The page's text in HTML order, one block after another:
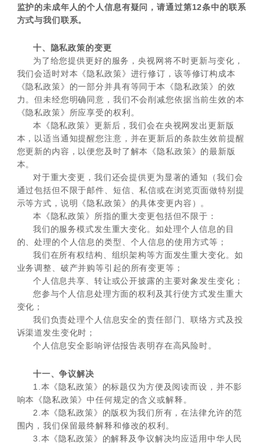
监护的未成年人的个人信息有疑问，请通过第12条中的联系
方式与我们联系。
十、隐私政策的变更
为了给您提供更好的服务，央视网将不时更新与变化，
我们会适时对本《隐私政策》进行修订，该等修订构成本
《隐私政策》的一部分并具有等同于本《隐私政策》的效
力。但未经您明确同意，我们不会削减您依据当前生效的本
《隐私政策》所应享受的权利。
本《隐私政策》更新后，我们会在央视网发出更新版
本，以适当通知提醒您注意，并在更新后的条款生效前提醒
您更新的内容，以便您及时了解本《隐私政策》的最新版
本。
对于重大变更，我们还会提供更为显著的通知（我们会
通过包括但不限于邮件、短信、私信或在浏览页面做特别提
示等方式，说明《隐私政策》的具体变更内容）。
本《隐私政策》所指的重大变更包括但不限于：
我们的服务模式发生重大变化。如处理个人信息的目
的、处理的个人信息的类型、个人信息的使用方式等；
我们在所有权结构、组织架构等方面发生重大变化。如
业务调整、破产并购等引起的所有变更等；
个人信息共享、转让或公开披露的主要对象发生变化；
您参与个人信息处理方面的权利及其行使方式发生重大
变化；
我们负责处理个人信息安全的责任部门、联络方式及投
诉渠道发生变化时；
个人信息安全影响评估报告表明存在高风险时。
十一、争议解决
1.本《隐私政策》的标题仅为方便及阅读而设，并不影
响本《隐私政策》中任何规定的含义或解释。
2.本《隐私政策》的版权为我们所有，在法律允许的范
围内，我们保留最终解释和修改的权利。
3.本《隐私政策》的解释及争议解决均应适用中华人民